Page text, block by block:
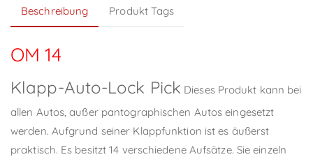
Beschreibung Produkt Tags
OM 14
Klapp-Auto-Lock Pick Dieses Produkt kann bei
allen Autos, außer pantographischen Autos eingesetzt
werden. Aufgrund seiner Klappfunktion ist es äußerst
praktisch. Es besitzt 14 verschiedene Aufsätze. Sie einzeln